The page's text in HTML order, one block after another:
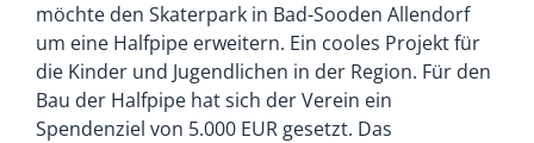
möchte den Skaterpark in Bad-Sooden Allendorf
um eine Halfpipe erweitern. Ein cooles Projekt für
die Kinder und Jugendlichen in der Region. Für den
Bau der Halfpipe hat sich der Verein ein
Spendenziel von 5.000 EUR gesetzt. Das